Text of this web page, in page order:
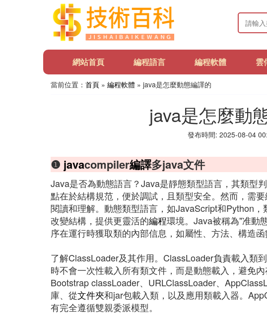
網站首頁 編程語言 編程軟體 雲
當前位置： 首頁 » 編程軟體 » java是怎麼動態編譯的
java是怎麼動
發布時間: 2025-08-04
❶ javacompiler編譯多java文件
Java是否為動態語言？Java是靜態類型語言，其類型
點在於結構規范，便於調試，且類型安全。然而，需
閱讀和理解。動態類型語言，如JavaScript和Python
改變結構，提供更靈活的編程環境。Java被稱為"准動
序在運行時獲取類的內部信息，如屬性、方法、構造
了解ClassLoader及其作用。ClassLoader負責載入類
時不會一次性載入所有類文件，而是動態載入，避免
Bootstrap classLoader、URLClassLoader、
庫、從文件夾和jar包載入類，以及應用類載入器。
有完全遵循雙親委派模型。